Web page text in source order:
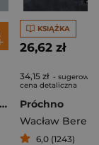
Zapiski z nocnych dyżurów
KSIĄŻKA
26,62 zł
34,15 zł -
cena detaliczna
Próchno
Wacław Berent
6,0 (1243)